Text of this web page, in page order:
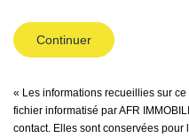
Continuer
« Les informations recueillies sur
fichier informatisé par AFR
contact. Elles sont conservées